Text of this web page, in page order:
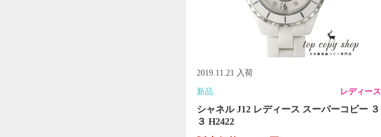
2019.11.21 入荷
新品 レディース
シャネル J12 レディース スーパーコピー ３
３ H2422